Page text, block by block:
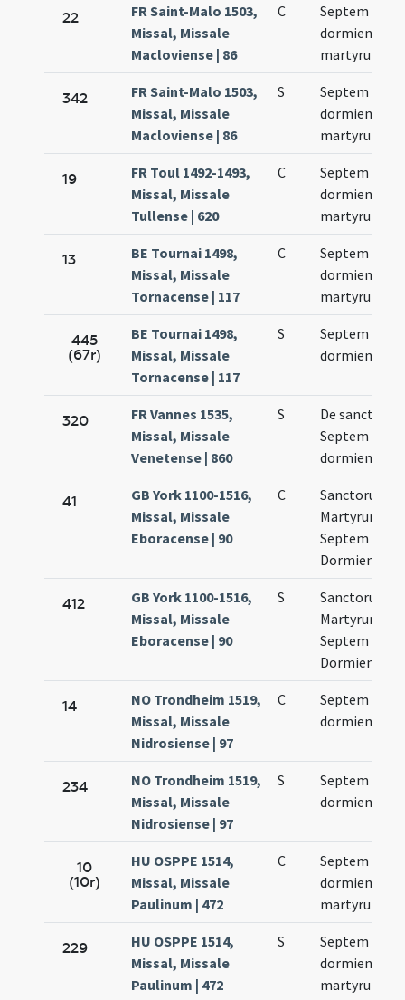
22
FR Saint-Malo 1503,
Missal, Missale
Macloviense | 86
C
Septem
dormientium
martyrum
342
FR Saint-Malo 1503,
Missal, Missale
Macloviense | 86
S
Septem
dormientium
martyrum
19
FR Toul 1492-1493,
Missal, Missale
Tullense | 620
C
Septem
dormientium
martyrum
13
BE Tournai 1498,
Missal, Missale
Tornacense | 117
C
Septem
dormientium
martyrum
445
(67r)
BE Tournai 1498,
Missal, Missale
Tornacense | 117
S
Septem
dormientium
320
FR Vannes 1535,
Missal, Missale
Venetense | 860
S
De sanctis
Septem
dormientibus
41
GB York 1100-1516,
Missal, Missale
Eboracense | 90
C
Sanctorum
Martyrum
Septem
Dormientium
412
GB York 1100-1516,
Missal, Missale
Eboracense | 90
S
Sanctorum
Martyrum
Septem
Dormientium
14
NO Trondheim 1519,
Missal, Missale
Nidrosiense | 97
C
Septem
dormientum
234
NO Trondheim 1519,
Missal, Missale
Nidrosiense | 97
S
Septem
dormientum
10
(10r)
HU OSPPE 1514,
Missal, Missale
Paulinum | 472
C
Septem
dormientium
martyrum
229
HU OSPPE 1514,
Missal, Missale
Paulinum | 472
S
Septem
dormientium
martyrum